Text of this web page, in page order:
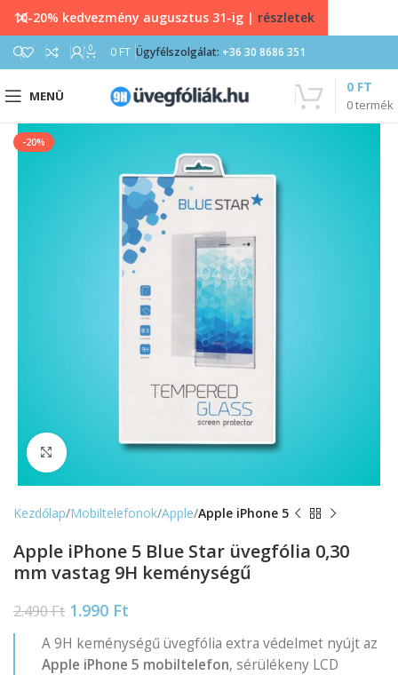
0 0 FT Ügyfélszolgálat: +36 30 8686 351
MENÜ
0termék
0 FT
-20%
Nagyítás
Kezdőlap Mobiltelefonok Apple Apple iPhone 5
Apple iPhone 5 Blue Star üvegfólia 0,30
mm vastag 9H keménységű
2.490Ft 1.990 Ft
A 9H keménységű üvegfólia extra védelmet nyújt az
Apple iPhone 5 mobiltelefon, sérülékeny LCD
10-20% kedvezmény augusztus 31-ig | részletek